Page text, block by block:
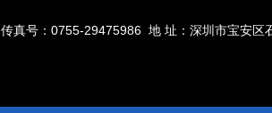
传真号：0755-29475986 地 址：深圳市宝安区